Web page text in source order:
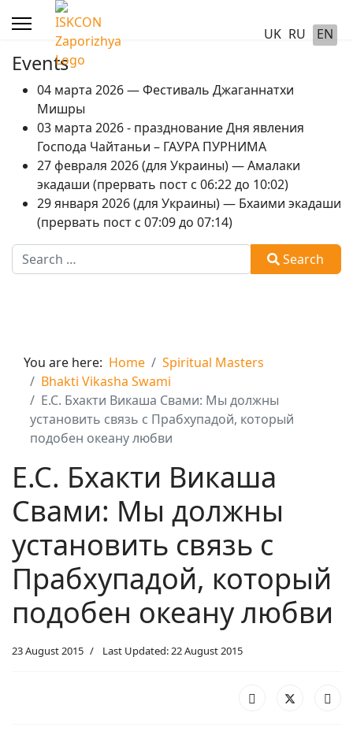
UK RU EN
Events
04 марта 2026 — Фестиваль Джаганнатхи
Мишры
03 марта 2026 - празднование Дня явления
Господа Чайтаньи – ГАУРА ПУРНИМА
27 февраля 2026 (для Украины) — Амалаки
экадаши (прервать пост с 06:22 до 10:02)
29 января 2026 (для Украины) — Бхаими экадаши
(прервать пост с 07:09 до 07:14)
Search
Search
You are here: Home
Spiritual Masters
Bhakti Vikasha Swami
Е.С. Бхакти Викаша Свами: Мы должны
установить связь с Прабхупадой, который
подобен океану любви
Е.С. Бхакти Викаша
Свами: Мы должны
установить связь с
Прабхупадой, который
подобен океану любви
23 August 2015 Last Updated: 22 August 2015